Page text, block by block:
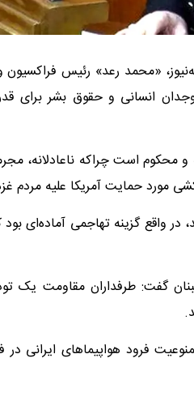
«محمد رعد» رئیس فراکسیون
وجدان انسانی و حقوق بشر برای
است چراکه ناعادلانه،
حمایت آمریکا علیه مردم
در واقع گزینه تهاجمی آماده‌ای
گفت: طرفداران مقاومت یک
فرود هواپیماهای ایرانی در